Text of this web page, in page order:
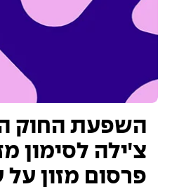
השפעת החוק
צ'ילה לסימון
פרסום מזון